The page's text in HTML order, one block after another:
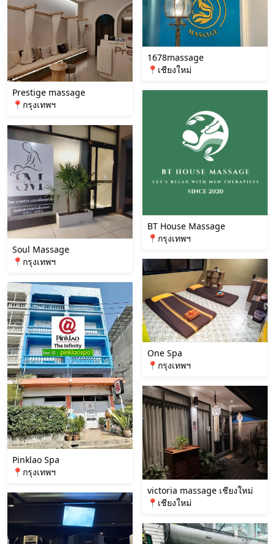
Prestige massage
📍กรุงเทพฯ
Soul Massage
📍กรุงเทพฯ
Pinklao Spa
📍กรุงเทพฯ
1678massage
📍เชียงใหม่
BT House Massage
📍กรุงเทพฯ
One Spa
📍กรุงเทพฯ
victoria massage เชียงใหม่
📍เชียงใหม่